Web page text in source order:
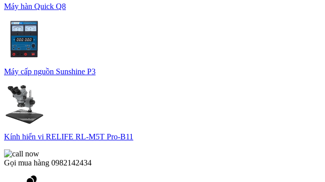
Máy hàn Quick Q8
Máy cấp nguồn Sunshine P3
Kính hiển vi RELIFE RL-M5T Pro-B11
Gọi mua hàng 0982142434